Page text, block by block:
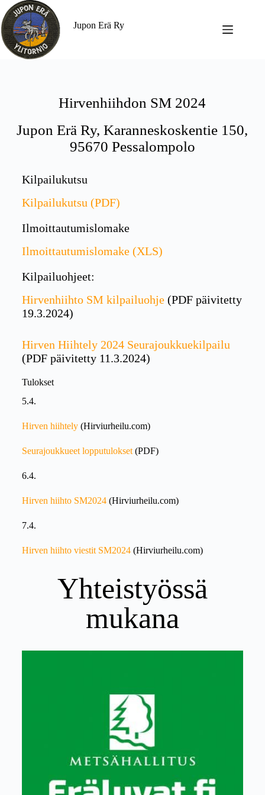
Jupon Erä Ry
Hirvenhiihdon SM 2024
Jupon Erä Ry, Karanneskoskentie 150,
95670 Pessalompolo
Kilpailukutsu
Kilpailukutsu (PDF)
Ilmoittautumislomake
Ilmoittautumislomake (XLS)
Kilpailuohjeet:
Hirvenhiihto SM kilpailuohje (PDF päivitetty
19.3.2024)
Hirven Hiihtely 2024 Seurajoukkuekilpailu
(PDF päivitetty 11.3.2024)
Tulokset
5.4.
Hirven hiihtely(Hirviurheilu.com)
Seurajoukkueet lopputulokset(PDF)
6.4.
Hirven hiihto SM2024(Hirviurheilu.com)
7.4.
Hirven hiihto viestit SM2024(Hirviurheilu.com)
Yhteistyössä
mukana